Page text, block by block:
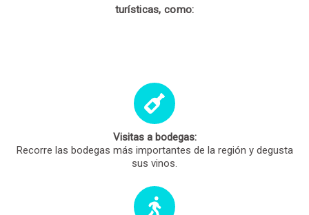
turísticas, como:
Visitas a bodegas:
Recorre las bodegas más importantes de la región y degusta
sus vinos.